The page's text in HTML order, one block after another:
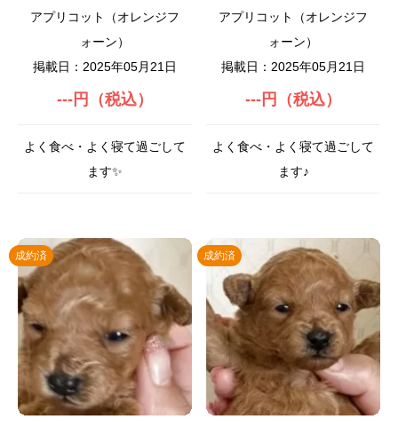
アプリコット（オレンジフ
ォーン）
掲載日：2025年05月21日
---円（税込）
よく食べ・よく寝て過ごして
ます✨
アプリコット（オレンジフ
ォーン）
掲載日：2025年05月21日
---円（税込）
よく食べ・よく寝て過ごして
ます♪
成約済 成約済